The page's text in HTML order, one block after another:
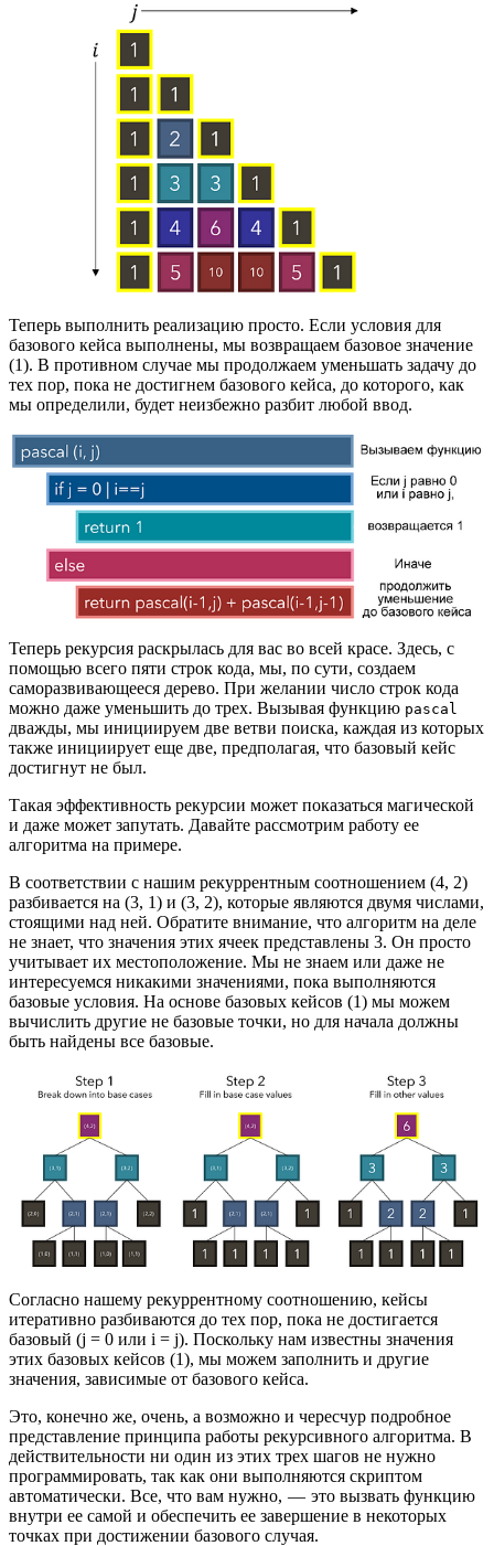
Теперь выполнить реализацию просто. Если условия для
базового кейса выполнены, мы возвращаем базовое значение
(1). В противном случае мы продолжаем уменьшать задачу до
тех пор, пока не достигнем базового кейса, до которого, как
мы определили, будет неизбежно разбит любой ввод.
Теперь рекурсия раскрылась для вас во всей красе. Здесь, с
помощью всего пяти строк кода, мы, по сути, создаем
саморазвивающееся дерево. При желании число строк кода
можно даже уменьшить до трех. Вызывая функцию pascal
дважды, мы инициируем две ветви поиска, каждая из которых
также инициирует еще две, предполагая, что базовый кейс
достигнут не был.
Такая эффективность рекурсии может показаться магической
и даже может запутать. Давайте рассмотрим работу ее
алгоритма на примере.
В соответствии с нашим рекуррентным соотношением (4, 2)
разбивается на (3, 1) и (3, 2), которые являются двумя числами,
стоящими над ней. Обратите внимание, что алгоритм на деле
не знает, что значения этих ячеек представлены 3. Он просто
учитывает их местоположение. Мы не знаем или даже не
интересуемся никакими значениями, пока выполняются
базовые условия. На основе базовых кейсов (1) мы можем
вычислить другие не базовые точки, но для начала должны
быть найдены все базовые.
Согласно нашему рекуррентному соотношению, кейсы
итеративно разбиваются до тех пор, пока не достигается
базовый (j = 0 или i = j). Поскольку нам известны значения
этих базовых кейсов (1), мы можем заполнить и другие
значения, зависимые от базового кейса.
Это, конечно же, очень, а возможно и чересчур подробное
представление принципа работы рекурсивного алгоритма. В
действительности ни один из этих трех шагов не нужно
программировать, так как они выполняются скриптом
автоматически. Все, что вам нужно, — это вызвать функцию
внутри ее самой и обеспечить ее завершение в некоторых
точках при достижении базового случая.